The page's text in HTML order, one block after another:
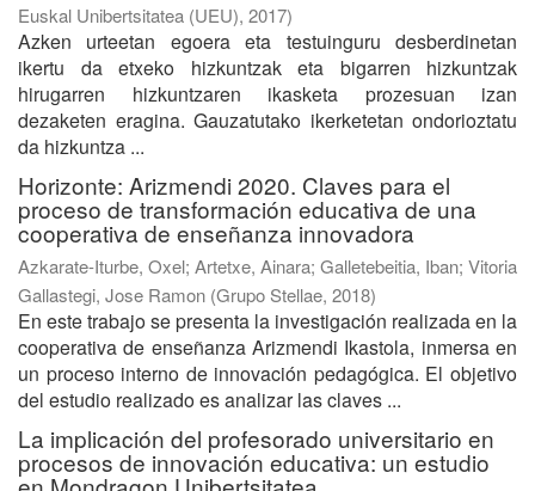
Euskal Unibertsitatea (UEU), 2017)
Azken urteetan egoera eta testuinguru desberdinetan
ikertu da etxeko hizkuntzak eta bigarren hizkuntzak
hirugarren hizkuntzaren ikasketa prozesuan izan
dezaketen eragina. Gauzatutako ikerketetan ondorioztatu
da hizkuntza ...
Horizonte: Arizmendi 2020. Claves para el
proceso de transformación educativa de una
cooperativa de enseñanza innovadora
Azkarate-Iturbe, Oxel; Artetxe, Ainara; Galletebeitia, Iban; Vitoria
Gallastegi, Jose Ramon (Grupo Stellae, 2018)
En este trabajo se presenta la investigación realizada en la
cooperativa de enseñanza Arizmendi Ikastola, inmersa en
un proceso interno de innovación pedagógica. El objetivo
del estudio realizado es analizar las claves ...
La implicación del profesorado universitario en
procesos de innovación educativa: un estudio